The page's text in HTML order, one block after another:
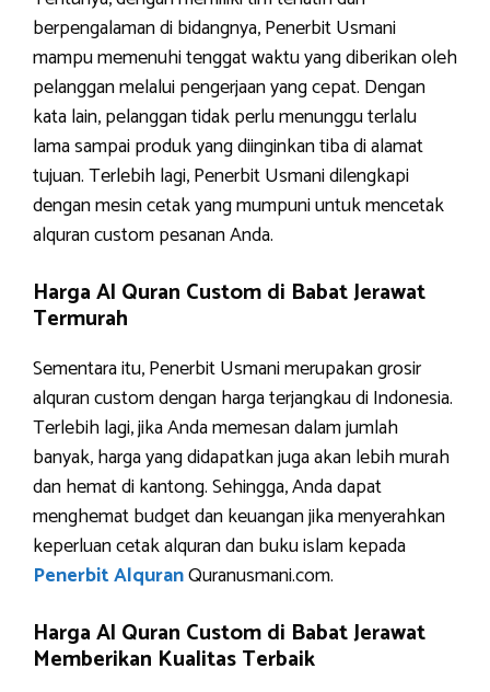
berpengalaman di bidangnya, Penerbit Usmani
mampu memenuhi tenggat waktu yang diberikan oleh
pelanggan melalui pengerjaan yang cepat. Dengan
kata lain, pelanggan tidak perlu menunggu terlalu
lama sampai produk yang diinginkan tiba di alamat
tujuan. Terlebih lagi, Penerbit Usmani dilengkapi
dengan mesin cetak yang mumpuni untuk mencetak
alquran custom pesanan Anda.
Harga Al Quran Custom di Babat Jerawat
Termurah
Sementara itu, Penerbit Usmani merupakan grosir
alquran custom dengan harga terjangkau di Indonesia.
Terlebih lagi, jika Anda memesan dalam jumlah
banyak, harga yang didapatkan juga akan lebih murah
dan hemat di kantong. Sehingga, Anda dapat
menghemat budget dan keuangan jika menyerahkan
keperluan cetak alquran dan buku islam kepada
Penerbit AlquranQuranusmani.com.
Harga Al Quran Custom di Babat Jerawat
Memberikan Kualitas Terbaik